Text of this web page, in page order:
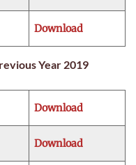
Download
Year 2019
Download
Download